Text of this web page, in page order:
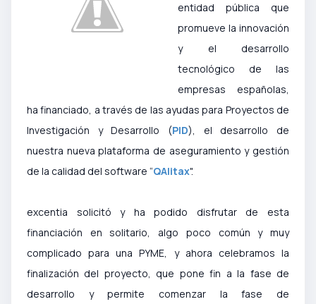
entidad pública que
promueve la innovación
y el desarrollo
tecnológico de las
empresas españolas,
ha financiado, a través de las ayudas para Proyectos de
Investigación y Desarrollo (PID), el desarrollo de
nuestra nueva plataforma de aseguramiento y gestión
de la calidad del software “QAlitax".
excentia solicitó y ha podido disfrutar de esta
financiación en solitario, algo poco común y muy
complicado para una PYME, y ahora celebramos la
finalización del proyecto, que pone fin a la fase de
desarrollo y permite comenzar la fase de